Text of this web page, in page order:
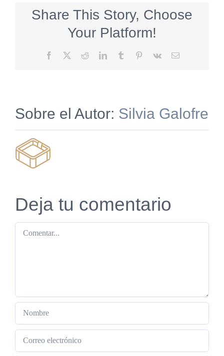
Share This Story, Choose
Your Platform!
Facebook RedditLinkedInTumblr Pinterest
Vk
Correo
Sobre el Autor: Silvia Galofre
Deja tu comentario
Comentar